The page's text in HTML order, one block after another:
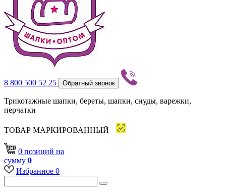
8 800 500 52 25 Обратный звонок
Трикотажные шапки, береты, шапки, снуды, варежки,
перчатки
ТОВАР МАРКИРОВАННЫЙ
0 позиций на
сумму 0
Избранное 0